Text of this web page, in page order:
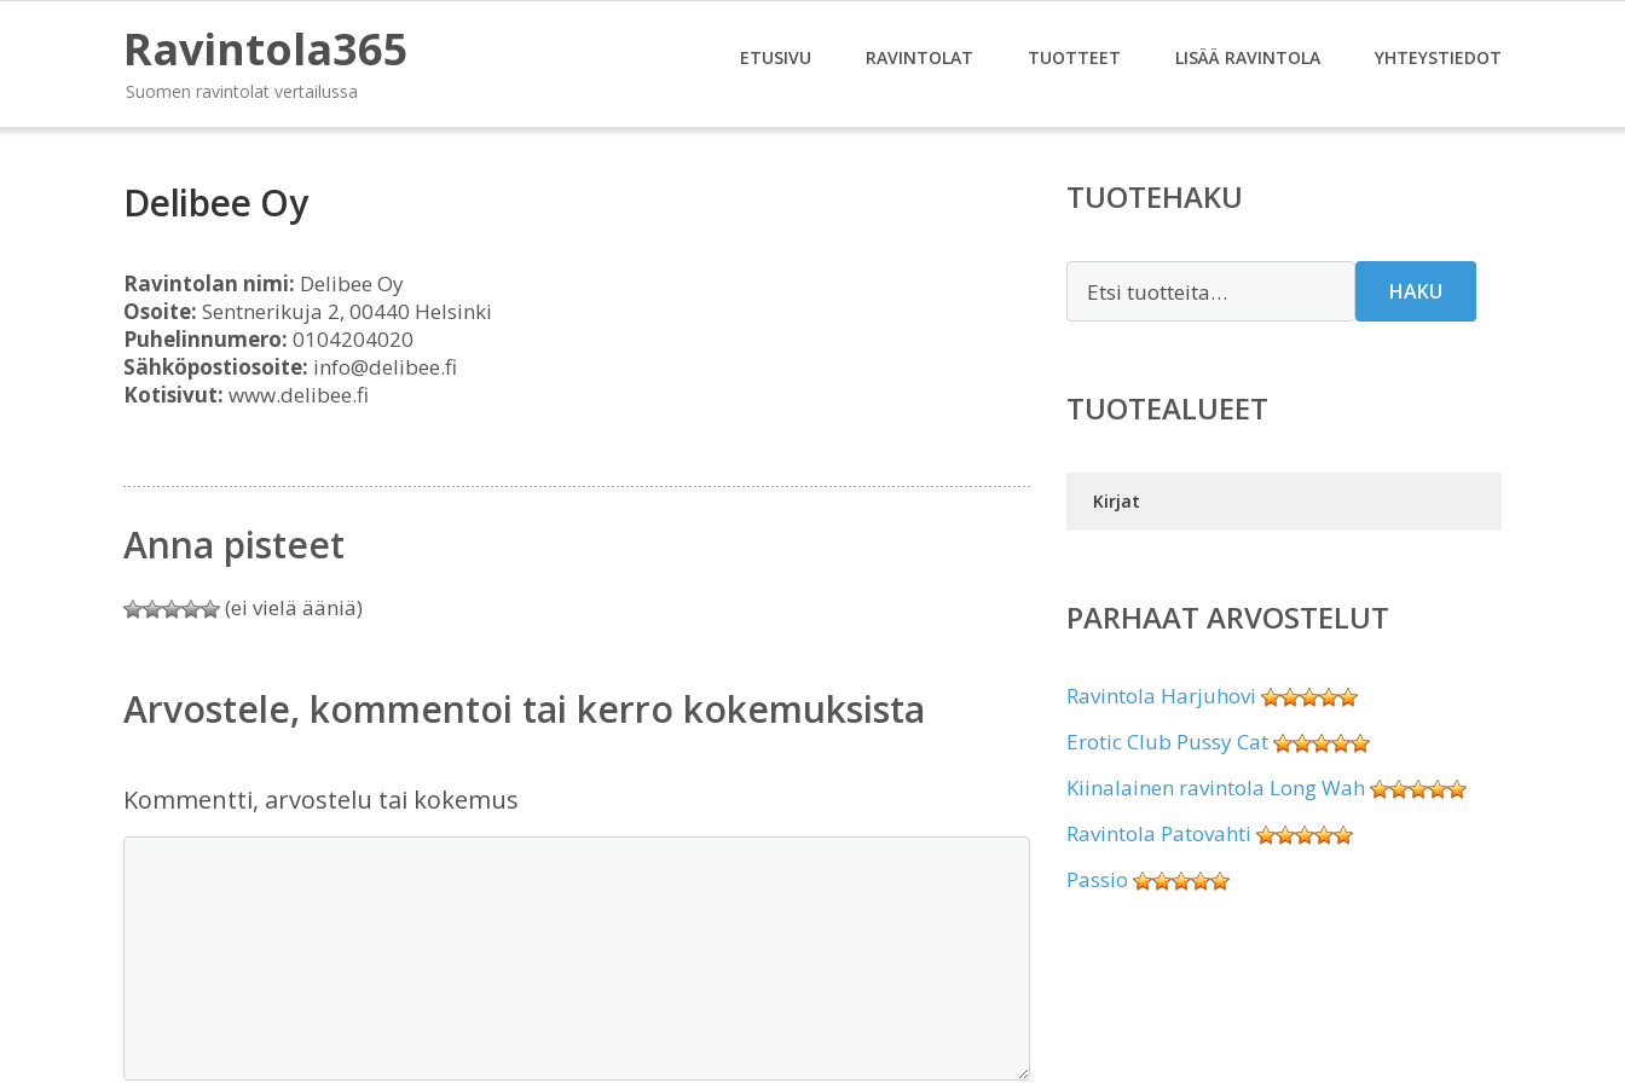
Ravintola365
Suomen ravintolat vertailussa
ETUSIVU RAVINTOLAT TUOTTEET LISÄÄ RAVINTOLA YHTEYSTIEDOT
Delibee Oy
Ravintolan nimi: Delibee Oy
Osoite: Sentnerikuja 2, 00440 Helsinki
Puhelinnumero: 0104204020
Sähköpostiosoite: info@delibee.fi
Kotisivut: www.delibee.fi
Anna pisteet
(ei vielä ääniä)
Arvostele, kommentoi tai kerro kokemuksista
Kommentti, arvostelu tai kokemus
TUOTEHAKU
HAKU
TUOTEALUEET
Kirjat
PARHAAT ARVOSTELUT
Ravintola Harjuhovi
Erotic Club Pussy Cat
Kiinalainen ravintola Long Wah
Ravintola Patovahti
Passio